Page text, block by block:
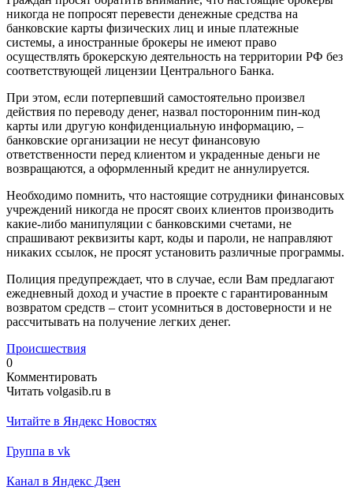
никогда не попросят перевести денежные средства на
банковские карты физических лиц и иные платежные
системы, а иностранные брокеры не имеют право
осуществлять брокерскую деятельность на территории РФ без
соответствующей лицензии Центрального Банка.
При этом, если потерпевший самостоятельно произвел
действия по переводу денег, назвал посторонним пин-код
карты или другую конфиденциальную информацию, –
банковские организации не несут финансовую
ответственности перед клиентом и украденные деньги не
возвращаются, а оформленный кредит не аннулируется.
Необходимо помнить, что настоящие сотрудники финансовых
учреждений никогда не просят своих клиентов производить
какие-либо манипуляции с банковскими счетами, не
спрашивают реквизиты карт, коды и пароли, не направляют
никаких ссылок, не просят установить различные программы.
Полиция предупреждает, что в случае, если Вам предлагают
ежедневный доход и участие в проекте с гарантированным
возвратом средств – стоит усомниться в достоверности и не
рассчитывать на получение легких денег.
Происшествия
0
Комментировать
Читать volgasib.ru в
Читайте в Яндекс Новостях
Группа в vk
Канал в Яндекс Дзен